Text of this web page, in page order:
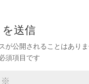
送信
が公開されることはありま
須項目です